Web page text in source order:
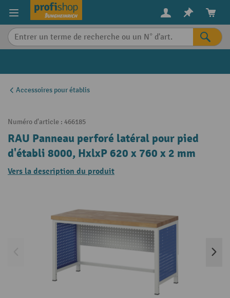
content
Accessoires pour établis
Numéro d'article : 466185
RAU Panneau perforé latéral pour pied
d'établi 8000, HxlxP 620 x 760 x 2 mm
Vers la description du produit